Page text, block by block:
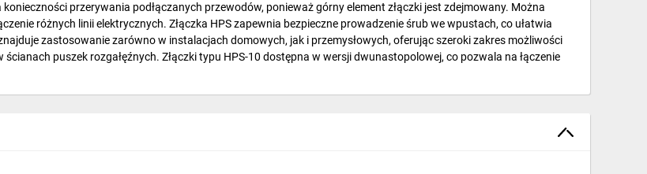
konieczności przerywania podłączanych przewodów, ponieważ górny element złączki jest zdejmowany. Można
różnych linii elektrycznych. Złączka HPS zapewnia bezpieczne prowadzenie śrub we wpustach, co ułatwia
zastosowanie zarówno w instalacjach domowych, jak i przemysłowych, oferując szeroki zakres możliwości
puszek rozgałęźnych. Złączki typu HPS-10 dostępna w wersji dwunastopolowej, co pozwala na łączenie